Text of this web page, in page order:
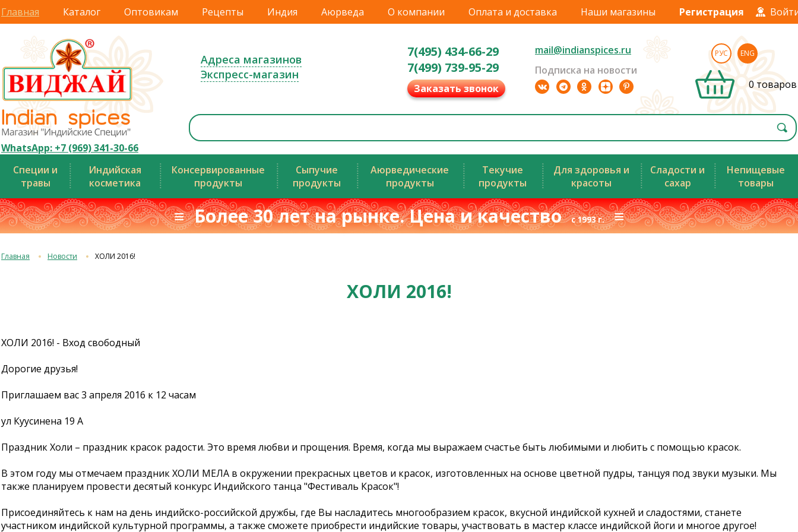
Главная Каталог Оптовикам Рецепты Индия Аюрведа О компании Оплата и доставка Наши магазины Регистрация
WhatsApp: +7 (969) 341-30-66
Адреса магазинов
Экспресс-магазин
7(495) 434-66-29
7(499) 739-95-29
Заказать звонок
mail@indianspices.ru
Подписка на новости
РУС ENG
0 товаров
Специи и
травы
Индийская
косметика
Консервированные
продукты
Сыпучие
продукты
Аюрведические
продукты
Текучие
продукты
Для здоровья и
красоты
Сладости и
сахар
Непищевые
товары
≡ Более 30 лет на рынке. Цена и качествос 1993 г.≡
Главная Новости ХОЛИ 2016!
ХОЛИ 2016!
ХОЛИ 2016! - Вход свободный
Дорогие друзья!
Приглашаем вас 3 апреля 2016 к 12 часам
ул Куусинена 19 A
Праздник Холи – праздник красок радости. Это время любви и прощения. Время, когда мы выражаем счастье быть любимыми и любить с помощью красок.
В этом году мы отмечаем праздник ХОЛИ МЕЛА в окружении прекрасных цветов и красок, изготовленных на основе цветной пудры, танцуя под звуки музыки. Мы
также планируем провести десятый конкурс Индийского танца "Фестиваль Красок"!
Присоединяйтесь к нам на день индийско-российской дружбы, где Вы насладитесь многообразием красок, вкусной индийской кухней и сладостями, станете
участником индийской культурной программы, а также сможете приобрести индийские товары, участвовать в мастер классе индийской йоги и многое другое!